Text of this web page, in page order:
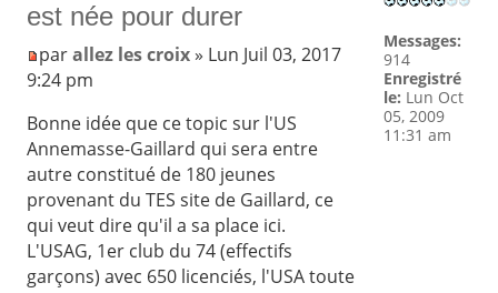
est née pour durer
parallez les croix» Lun Juil 03, 2017
9:24 pm
Bonne idée que ce topic sur l'US
Annemasse-Gaillard qui sera entre
autre constitué de 180 jeunes
provenant du TES site de Gaillard, ce
qui veut dire qu'il a sa place ici.
L'USAG, 1er club du 74 (effectifs
garçons) avec 650 licenciés, l'USA toute
Messages:
914
Enregistré
le: Lun Oct
05, 2009
11:31 am